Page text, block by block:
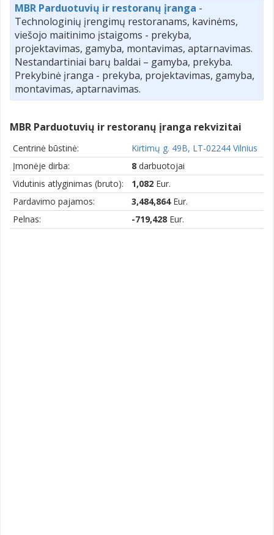
MBR Parduotuvių ir restoranų įranga -
Technologinių įrengimų restoranams, kavinėms,
viešojo maitinimo įstaigoms - prekyba,
projektavimas, gamyba, montavimas, aptarnavimas.
Nestandartiniai barų baldai – gamyba, prekyba.
Prekybinė įranga - prekyba, projektavimas, gamyba,
montavimas, aptarnavimas.
MBR Parduotuvių ir restoranų įranga rekvizitai
Centrinė būstinė:
Kirtimų g. 49B, LT-02244 Vilnius
Įmonėje dirba:
8 darbuotojai
Vidutinis atlyginimas (bruto):
1,082 Eur.
Pardavimo pajamos:
3,484,864Eur.
Pelnas:
-719,428 Eur.